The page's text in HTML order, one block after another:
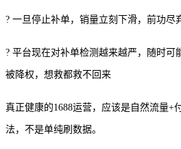
? 一旦停止补单，销量立刻下滑，前功尽
? 平台现在对补单检测越来越严，随时可
被降权，想救都救不回来
真正健康的1688运营，应该是自然流量+
法，不是单纯刷数据。